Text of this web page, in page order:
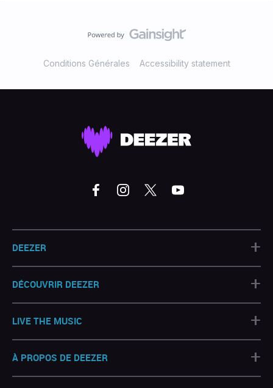
Conditions Générales Accessibility statement
DEEZER +
DÉCOUVRIR DEEZER +
LIVE THE MUSIC +
À PROPOS DE DEEZER +